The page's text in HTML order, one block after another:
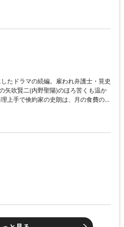
たドラマの続編。雇われ弁護士・筧史
矢吹賢二(内野聖陽)のほろ苦くも温か
上手で倹約家の史朗は、月の食費の...